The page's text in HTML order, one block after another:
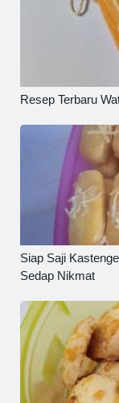
Resep Terbaru
Siap Saji
Sedap Nikmat